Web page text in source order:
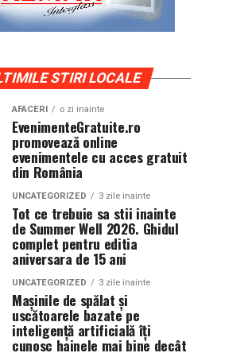
STIRI LOCALE
AFACERI o zi inainte
EvenimenteGratuite.ro
promovează online
evenimentele cu acces gratuit
din România
UNCATEGORIZED 3 zile inainte
Tot ce trebuie sa stii inainte
de Summer Well 2026. Ghidul
complet pentru editia
aniversara de 15 ani
UNCATEGORIZED 3 zile inainte
Mașinile de spălat și
uscătoarele bazate pe
inteligență artificială îți
cunosc hainele mai bine decât